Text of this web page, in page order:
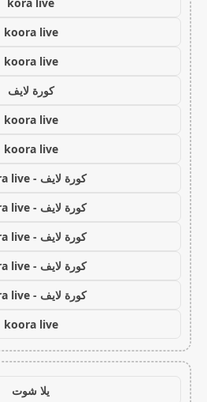
koora live
koora live
كورة لايف
koora live
koora live
كورة لايف - koora live
كورة لايف - koora live
كورة لايف - koora live
كورة لايف - koora live
كورة لايف - koora live
koora live
يلا شوت